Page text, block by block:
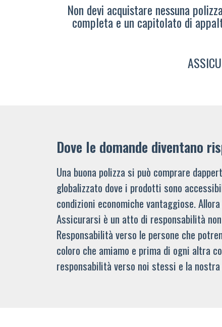
Non devi acquistare nessuna
completa e un capitolato di
Dove le domande diventano
Una buona polizza si può comprare
globalizzato dove i prodotti sono
condizioni economiche vantaggiose.
Assicurarsi è un atto di responsabilità
Responsabilità verso le persone che
coloro che amiamo e prima di ogni altra
responsabilità verso noi stessi e la